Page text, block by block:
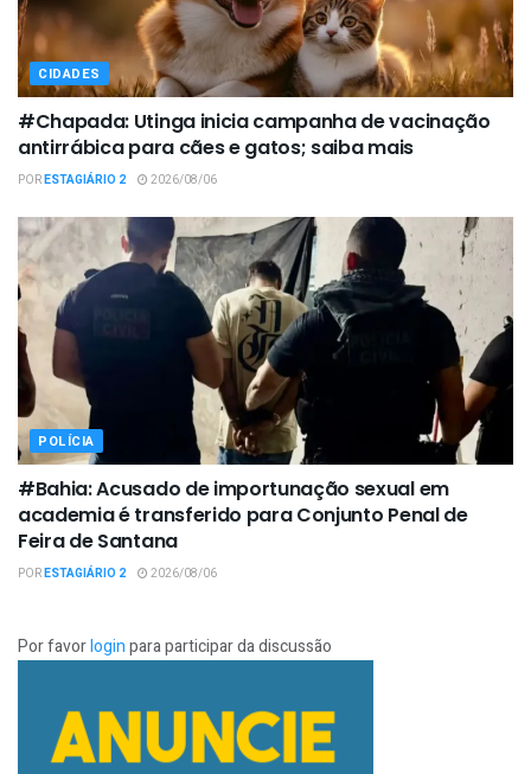
CIDADES
#Chapada: Utinga inicia campanha de vacinação
antirrábica para cães e gatos; saiba mais
PORESTAGIÁRIO 2 2026/08/06
POLÍCIA
#Bahia: Acusado de importunação sexual em
academia é transferido para Conjunto Penal de
Feira de Santana
PORESTAGIÁRIO 2 2026/08/06
Por favorloginpara participar da discussão